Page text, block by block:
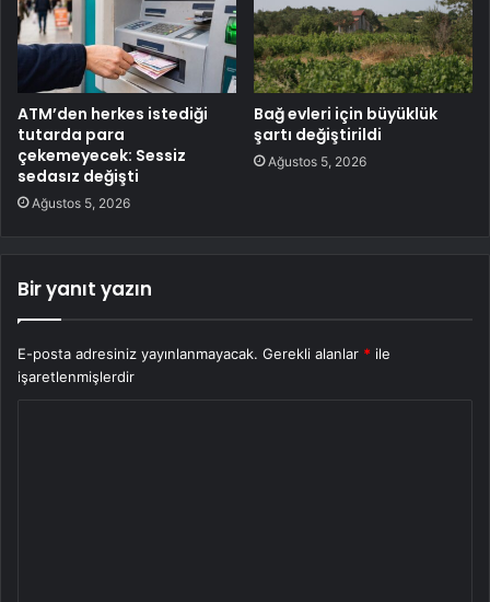
ATM’den herkes istediği
tutarda para
çekemeyecek: Sessiz
sedasız değişti
Ağustos 5, 2026
Bağ evleri için büyüklük
şartı değiştirildi
Ağustos 5, 2026
Bir yanıt yazın
E-posta adresiniz yayınlanmayacak. Gerekli alanlar * ile
işaretlenmişlerdir